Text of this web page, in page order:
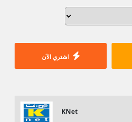
اشتري الآن
KNet